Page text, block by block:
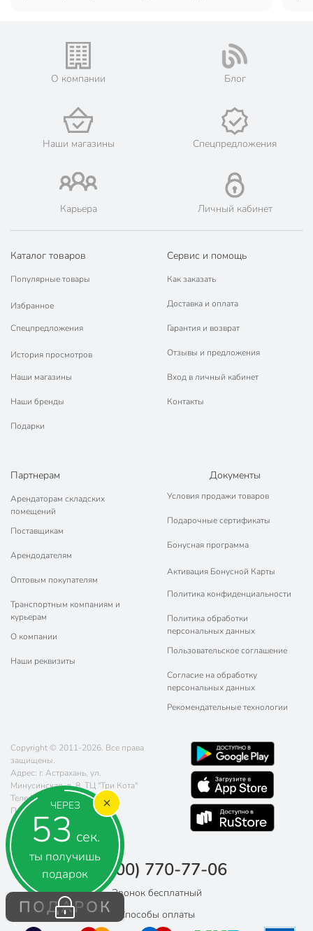
ЧЕРЕЗ
52 сек.
ты получишь
подарок
ПОДАРОК
О компании Блог
Наши магазины Спецпредложения
Карьера Личный кабинет
Каталог товаров
Популярные товары
Избранное
Спецпредложения
История просмотров
Наши магазины
Наши бренды
Подарки
Сервис и помощь
Как заказать
Доставка и оплата
Гарантия и возврат
Отзывы и предложения
Вход в личный кабинет
Контакты
Партнерам
Арендаторам складских
помещений
Поставщикам
Арендодателям
Оптовым покупателям
Транспортным компаниям и
курьерам
О компании
Наши реквизиты
Документы
Условия продажи товаров
Подарочные сертификаты
Бонусная программа
Активация Бонусной Карты
Политика конфиденциальности
Политика обработки
персональных данных
Пользовательское соглашение
Согласие на обработку
персональных данных
Рекомендательные технологии
Copyright © 2011-2026. Все права
защищены.
Адрес: г. Астрахань, ул.
Минусинская, д. 8, ТЦ "Три Кота"
Телефон:
8 (800) 770-77-06
Почта:
sales@poryadok.ru
8 (800) 770-77-06
Звонок бесплатный
Способы оплаты